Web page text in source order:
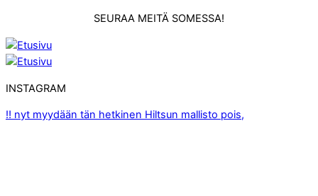
SEURAA MEITÄ SOMESSA!
INSTAGRAM
‼️ nyt myydään tän hetkinen Hiltsun mallisto pois,